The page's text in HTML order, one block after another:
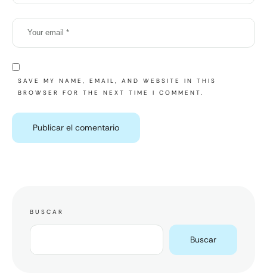
SAVE MY NAME, EMAIL, AND WEBSITE IN THIS
BROWSER FOR THE NEXT TIME I COMMENT.
BUSCAR
Buscar